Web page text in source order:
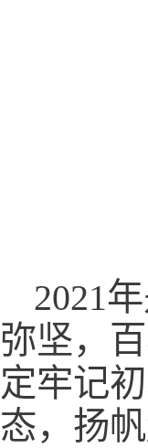
2021
弥坚，
定牢记
态，扬